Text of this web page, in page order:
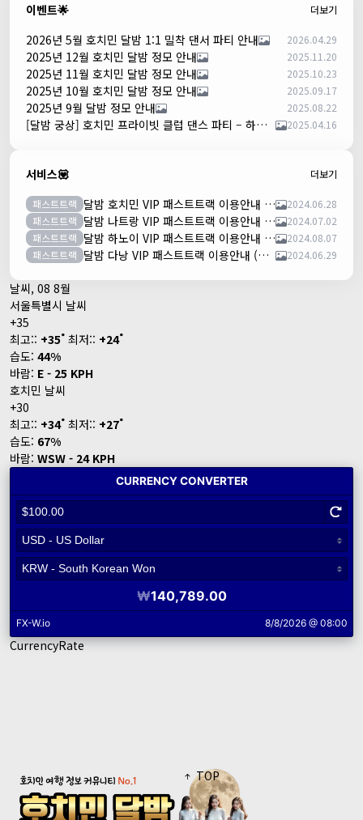
이벤트🌟 더보기
2026년 5월 호치민 달밤 1:1 밀착 댄서 파티 안내 2026.04.29
2025년 12월 호치민 달밤 정모 안내 2025.11.20
2025년 11월 호치민 달밤 정모 안내 2025.10.23
2025년 10월 호치민 달밤 정모 안내 2025.09.17
2025년 9월 달밤 정모 안내 2025.08.22
[달밤 궁상] 호치민 프라이빗 클럽 댄스 파티 – 하루 한 팀만! 2025.04.16
서비스💟 더보기
패스트트랙 달밤 호치민 VIP 패스트트랙 이용안내 (떤션넛공항)
2024.06.28
패스트트랙
달밤 나트랑 VIP 패스트트랙 이용안내 (깜란공항)
2024.07.02
패스트트랙
달밤 하노이 VIP 패스트트랙 이용안내 (노이바이공항)
2024.08.07
패스트트랙
달밤 다낭 VIP 패스트트랙 이용안내 (다낭국제공항) 2024.06.29
날씨, 08 8월
서울특별시 날씨
+35
최고:: +35° 최저:: +24°
습도: 44%
바람: E - 25 KPH
호치민 날씨
+30
최고:: +34° 최저:: +27°
습도: 67%
바람: WSW - 24 KPH
CurrencyRate
TOP